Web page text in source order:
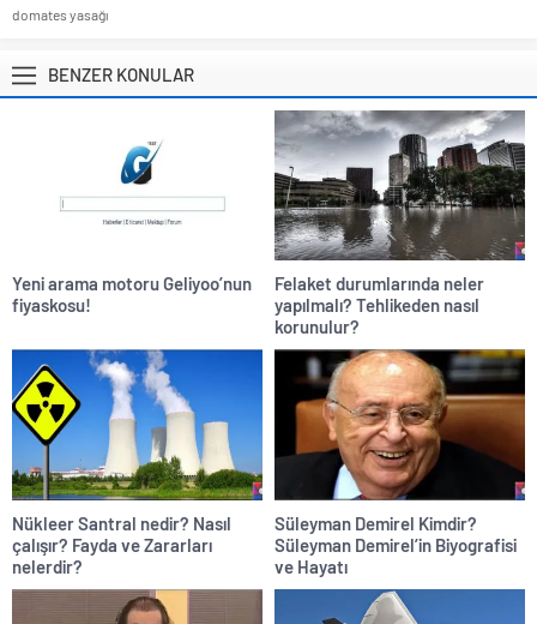
domates yasağı
BENZER KONULAR
Yeni arama motoru Geliyoo’nun
fiyaskosu!
Felaket durumlarında neler
yapılmalı? Tehlikeden nasıl
korunulur?
Nükleer Santral nedir? Nasıl
çalışır? Fayda ve Zararları
nelerdir?
Süleyman Demirel Kimdir?
Süleyman Demirel’in Biyografisi
ve Hayatı